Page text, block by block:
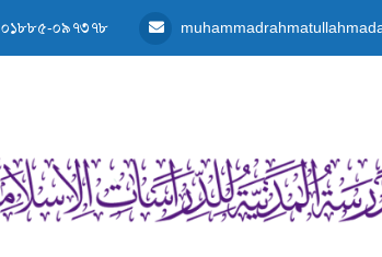
০১৮৮৫-০৯৭৩৭৮